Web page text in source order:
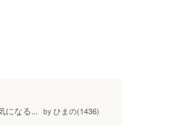
になる... by ひまの(1436)